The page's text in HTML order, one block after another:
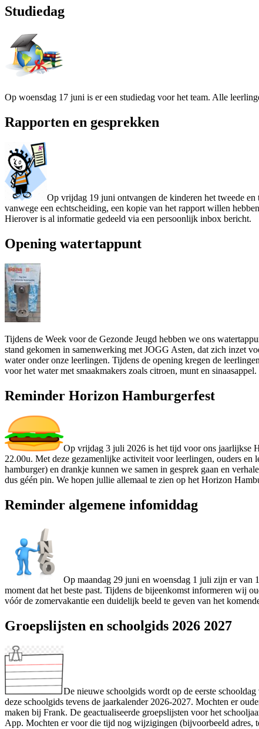
Studiedag
Op woensdag 17 juni is er een studiedag voor het team. Alle
Rapporten en gesprekken
Op vrijdag 19 juni ontvangen de kinderen het tweede
vanwege een echtscheiding, een kopie van het rapport willen
Hierover is al informatie gedeeld via een persoonlijk inbox bericht.
Opening watertappunt
Tijdens de Week voor de Gezonde Jeugd hebben we ons
stand gekomen in samenwerking met JOGG Asten, dat zich inzet
water onder onze leerlingen. Tijdens de opening kregen de
voor het water met smaakmakers zoals citroen, munt en sinaasappel.
Reminder Horizon Hamburgerfest
Op vrijdag 3 juli 2026 is het tijd voor ons jaarlijkse
22.00u. Met deze gezamenlijke activiteit voor leerlingen, ouders
hamburger) en drankje kunnen we samen in gesprek gaan en
dus géén pin. We hopen jullie allemaal te zien op het Horizon
Reminder algemene infomiddag
Op maandag 29 juni en woensdag 1 juli zijn er van
moment dat het beste past. Tijdens de bijeenkomst informeren wij
vóór de zomervakantie een duidelijk beeld te geven van het
Groepslijsten en schoolgids 2026 2027
De nieuwe schoolgids wordt op de eerste
deze schoolgids tevens de jaarkalender 2026-2027. Mochten er
maken bij Frank. De geactualiseerde groepslijsten voor het
App. Mochten er voor die tijd nog wijzigingen (bijvoorbeeld adres,